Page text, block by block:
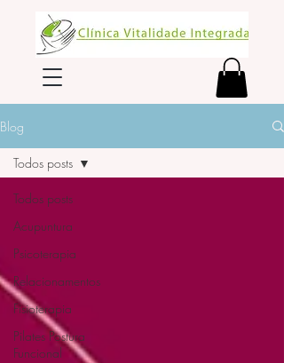
Blog
Todos posts
Acupuntura
Psicoterapia
Relacionamentos
Fisioterapia
Pilates Postura
Funcional
Todos posts